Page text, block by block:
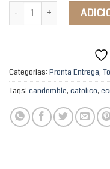
Sacola Preto Velho
Categorias: Pronta Entrega,
Tags: candomble, catolico,